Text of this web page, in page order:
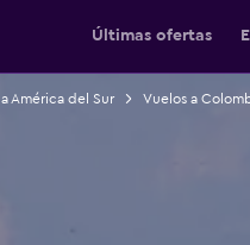
Últimas ofertas
América del Sur Vuelos a